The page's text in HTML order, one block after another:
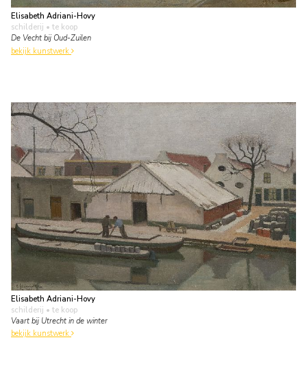
Elisabeth Adriani-Hovy
schilderij • te koop
De Vecht bij Oud-Zuilen
bekijk kunstwerk
Elisabeth Adriani-Hovy
schilderij • te koop
Vaart bij Utrecht in de winter
bekijk kunstwerk